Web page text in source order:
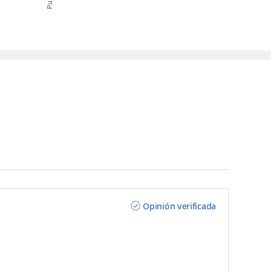
Opinión verificada